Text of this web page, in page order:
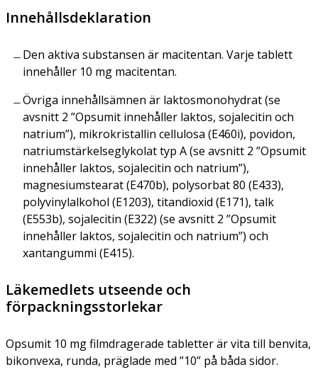
Innehållsdeklaration
Den aktiva substansen är macitentan. Varje tablett
innehåller 10 mg macitentan.
Övriga innehållsämnen är laktosmonohydrat (se
avsnitt 2 ”Opsumit innehåller laktos, sojalecitin och
natrium”), mikrokristallin cellulosa (E460i), povidon,
natriumstärkelseglykolat typ A (se avsnitt 2 ”Opsumit
innehåller laktos, sojalecitin och natrium”),
magnesiumstearat (E470b), polysorbat 80 (E433),
polyvinylalkohol (E1203), titandioxid (E171), talk
(E553b), sojalecitin (E322) (se avsnitt 2 ”Opsumit
innehåller laktos, sojalecitin och natrium”) och
xantangummi (E415).
Läkemedlets utseende och
förpackningsstorlekar
Opsumit 10 mg filmdragerade tabletter är vita till benvita,
bikonvexa, runda, präglade med ”10” på båda sidor.